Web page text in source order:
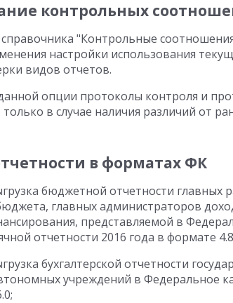
контрольных
"Контрольные
настройки использования
видов отчетов.
опции протоколы контроля и
в случае наличия различий от
в форматах ФК
бюджетной отчетности главных
главных администраторов
представляемой в
отчетности 2016 года в формате
бухгалтерской отчетности
учреждений в Федеральное